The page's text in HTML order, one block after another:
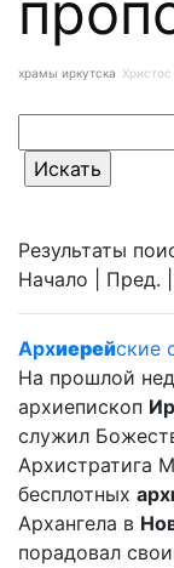
храмы иркутска Христос
Результаты
Начало | Пред. |
Архиерейские
На прошлой
архиепископ
служил
Архистратига
бесплотных арх
Архангела в
порадовал